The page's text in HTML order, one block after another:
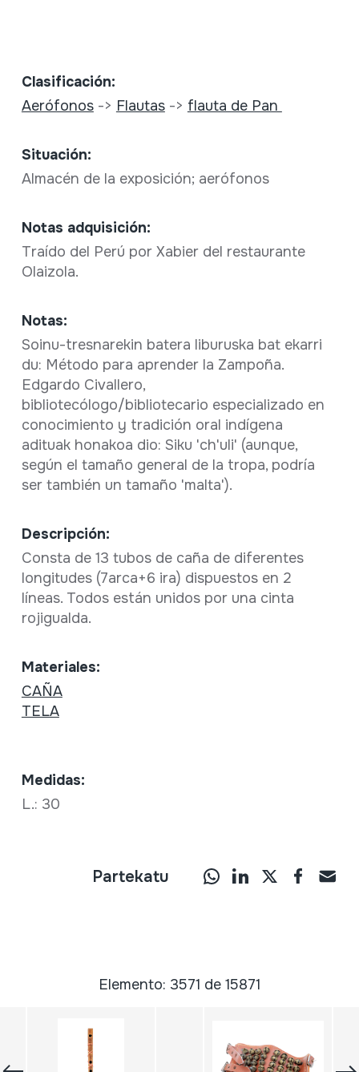
Clasificación:
Aerófonos-> Flautas-> flauta de Pan
Situación:
Almacén de la exposición; aerófonos
Notas adquisición:
Traído del Perú por Xabier del restaurante
Olaizola.
Notas:
Soinu-tresnarekin batera liburuska bat ekarri
du: Método para aprender la Zampoña.
Edgardo Civallero,
bibliotecólogo/bibliotecario especializado en
conocimiento y tradición oral indígena
adituak honakoa dio: Siku 'ch'uli' (aunque,
según el tamaño general de la tropa, podría
ser también un tamaño 'malta').
Descripción:
Consta de 13 tubos de caña de diferentes
longitudes (7arca+6 ira) dispuestos en 2
líneas. Todos están unidos por una cinta
rojigualda.
Materiales:
CAÑA
TELA
Medidas:
L.: 30
Partekatu
Elemento: 3571 de 15871